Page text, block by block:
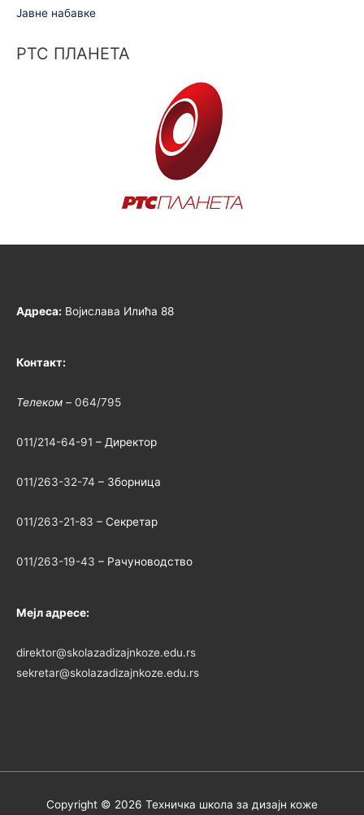
Јавне набавке
РТС ПЛАНЕТА
Адреса: Војислава Илића 88
Контакт:
Телеком – 064/795
011/214-64-91 – Директор
011/263-32-74 – Зборница
011/263-21-83 – Секретар
011/263-19-43 – Рачуноводство
Мејл адресе:
direktor@skolazadizajnkoze.edu.rs
sekretar@skolazadizajnkoze.edu.rs
Copyright © 2026 Техничка школа за дизајн коже